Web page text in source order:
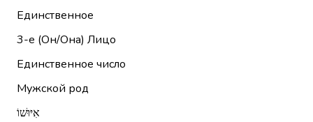
Единственное
3-е (Он/Она) Лицо
Единственное число
Мужской род
אִיּוּשׁוֹ